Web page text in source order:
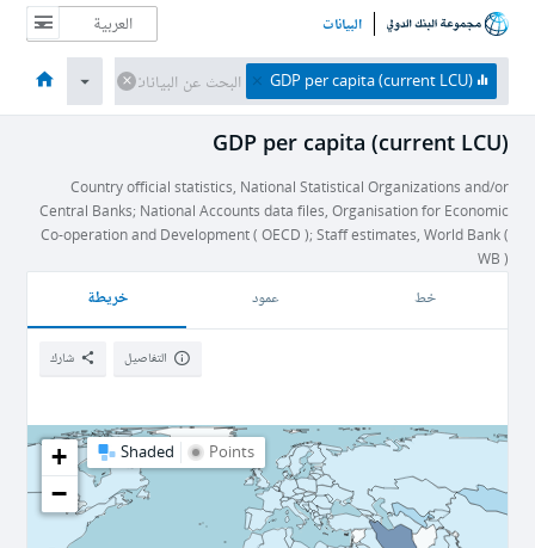
البيانات
الصفحة الرئيسية الاقتصادات الموضوعات البيانات والموارد نبذة عن GDP per capita (current LCU)
GDP per capita (current LCU)
Country official statistics, National Statistical Organizations and/or
Central Banks; National Accounts data files, Organisation for Economic
Co-operation and Development ( OECD ); Staff estimates, World Bank (
WB )
خط عمود خريطة
شارك التفاصيل
Shaded Points
+
−